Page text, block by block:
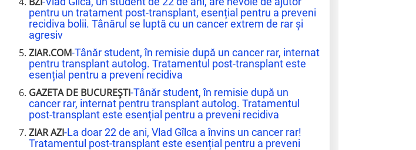
pentru un tratament post-transplant, esențial pentru a preveni
recidiva bolii. Tânărul se luptă cu un cancer extrem de rar și
agresiv
ZIAR.COM-Tânăr student, în remisie după un cancer rar, internat
pentru transplant autolog. Tratamentul post-transplant este
esențial pentru a preveni recidiva
GAZETA DE BUCUREȘTI-Tânăr student, în remisie după un
cancer rar, internat pentru transplant autolog. Tratamentul
post-transplant este esențial pentru a preveni recidiva
ZIAR AZI-La doar 22 de ani, Vlad Gîlca a învins un cancer rar!
Tratamentul post-transplant este esențial pentru a preveni